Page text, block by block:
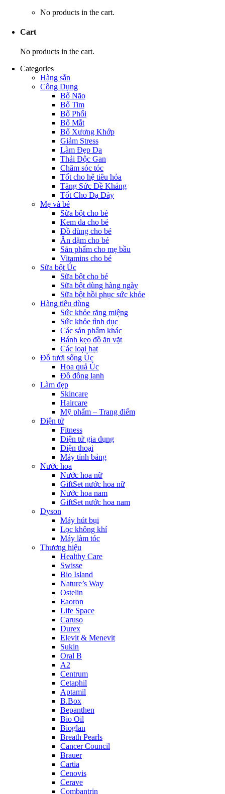
No products in the cart.
Cart
No products in the cart.
Categories
Hàng sẵn
Công Dụng
Bổ Não
Bổ Tim
Bổ Phổi
Bổ Mắt
Bổ Xương Khớp
Giảm Stress
Làm Đẹp Da
Thải Độc Gan
Chăm sóc tóc
Tốt cho hệ tiêu hóa
Tăng Sức Đề Kháng
Tốt Cho Dạ Dày
Mẹ và bé
Sữa bột cho bé
Kem da cho bé
Đồ dùng cho bé
Ăn dặm cho bé
Sản phẩm cho mẹ bầu
Vitamins cho bé
Sữa bột Úc
Sữa bột cho bé
Sữa bột dùng hàng ngày
Sữa bột hồi phục sức khỏe
Hàng tiêu dùng
Sức khỏe răng miệng
Sức khỏe tình dục
Các sản phẩm khác
Bánh kẹo đồ ăn vặt
Các loại hạt
Đồ tươi sống Úc
Hoa quả Úc
Đồ đông lạnh
Làm đẹp
Skincare
Haircare
Mỹ phẩm – Trang điểm
Điện tử
Fitness
Điện tử gia dụng
Điện thoại
Máy tính bảng
Nước hoa
Nước hoa nữ
GiftSet nước hoa nữ
Nước hoa nam
GiftSet nước hoa nam
Dyson
Máy hút bụi
Lọc không khí
Máy làm tóc
Thương hiệu
Healthy Care
Swisse
Bio Island
Nature’s Way
Ostelin
Eaoron
Life Space
Caruso
Durex
Elevit & Menevit
Sukin
Oral B
A2
Centrum
Cetaphil
Aptamil
B.Box
Bepanthen
Bio Oil
Bioglan
Breath Pearls
Cancer Council
Brauer
Cartia
Cenovis
Cerave
Combantrin